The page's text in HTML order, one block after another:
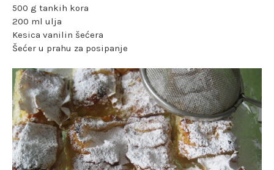
500 g tankih kora
200 ml ulja
Kesica vanilin šećera
Šećer u prahu za posipanje